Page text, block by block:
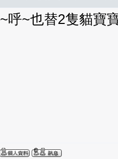
~呼~也替2隻貓寶